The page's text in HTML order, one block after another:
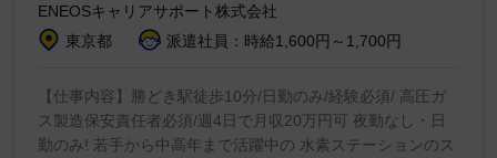
っている。僕がどうやってそんなことが出来るのか分か
らないって人に言われるけど、僕にとって子供が最優先
なんだ。子供と共にいるってことだよ」
関係者が『エンターテイメント・トゥナイト』に話し
ENEOSキャリアサポート株式会社
東京都
派遣社員：時給1,600円～1,700円
【仕事内容】勝どき駅徒歩10分/日勤のみ/経験必須/ 高圧ガ
ス製造保安責任者必須/週4日で月収20万円可 夜勤なし・日
勤のみ! 若手から中高年まで活躍中の 水素ステーションのス